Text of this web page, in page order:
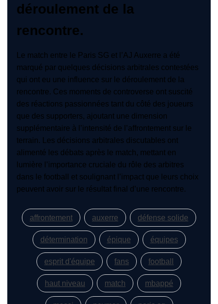
déroulement de la
rencontre.
Le match entre le Paris SG et l’AJ Auxerre a été
marqué par quelques décisions arbitrales contestées
qui ont eu une influence sur le déroulement de la
rencontre. Ces moments de controverse ont suscité
des réactions passionnées tant du côté des joueurs
que des supporters, ajoutant une dimension
supplémentaire à l’intensité de l’affrontement sur le
terrain. Les décisions arbitrales discutables ont
alimenté les débats après le match, mettant en
lumière l’importance cruciale du rôle des arbitres
dans le football et soulignant l’impact que leurs choix
peuvent avoir sur le résultat final d’une rencontre.
affrontement auxerre défense solide
détermination épique équipes
esprit d'équipe fans football
haut niveau match mbappé